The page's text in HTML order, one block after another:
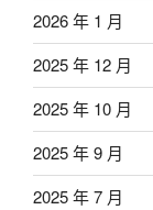
2026 年 1 月
2025 年 12 月
2025 年 10 月
2025 年 9 月
2025 年 7 月